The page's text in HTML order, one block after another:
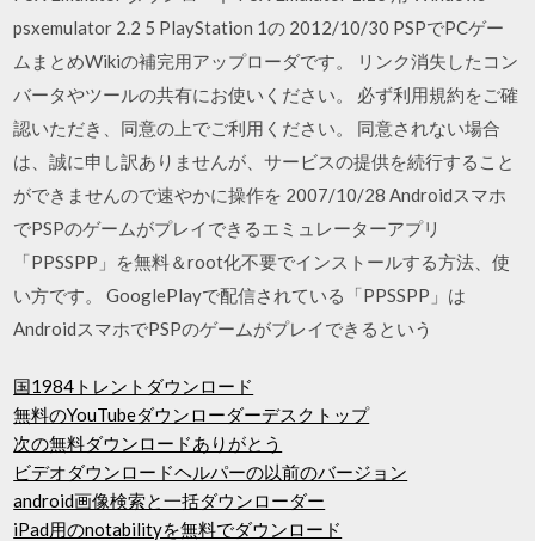
psxemulator 2.2 5 PlayStation 1の 2012/10/30 PSPでPCゲー
ムまとめWikiの補完用アップローダです。 リンク消失したコン
バータやツールの共有にお使いください。 必ず利用規約をご確
認いただき、同意の上でご利用ください。 同意されない場合
は、誠に申し訳ありませんが、サービスの提供を続行すること
ができませんので速やかに操作を 2007/10/28 Androidスマホ
でPSPのゲームがプレイできるエミュレーターアプリ
「PPSSPP」を無料＆root化不要でインストールする方法、使
い方です。 GooglePlayで配信されている「PPSSPP」は
AndroidスマホでPSPのゲームがプレイできるという
国1984トレントダウンロード
無料のYouTubeダウンローダーデスクトップ
次の無料ダウンロードありがとう
ビデオダウンロードヘルパーの以前のバージョン
android画像検索と一括ダウンローダー
iPad用のnotabilityを無料でダウンロード